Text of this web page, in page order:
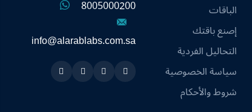
الباقات
إصنع باقتك
التحاليل الفردية
سياسة الخصوصية
شروط والأحكام
8005000200
info@alarablabs.com.sa
Snapchat
Twitter
Linkedin
Instagram